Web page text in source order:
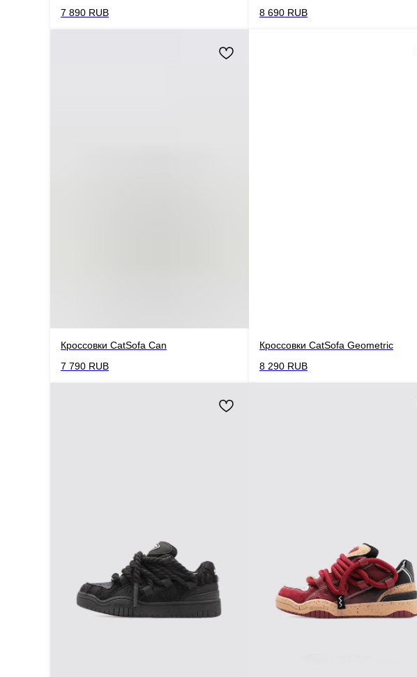
7 890 RUB
8 690 RUB
Кроссовки CatSofa Can
7 790 RUB
Кроссовки CatSofa Geometric
8 290 RUB